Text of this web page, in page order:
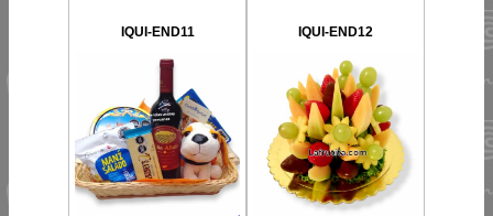
IQUI-END11 IQUI-END12